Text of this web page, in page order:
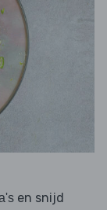
en snijd